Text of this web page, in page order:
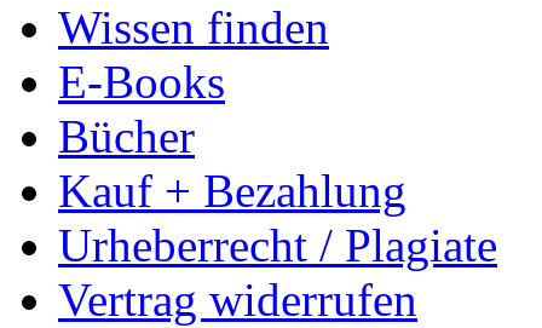
Wissen finden
E-Books
Bücher
Kauf + Bezahlung
Urheberrecht / Plagiate
Vertrag widerrufen